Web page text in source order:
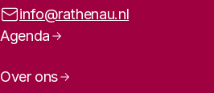
E-mailadres:
info@rathenau.nl
Paginanavigatie
Agenda
Over ons